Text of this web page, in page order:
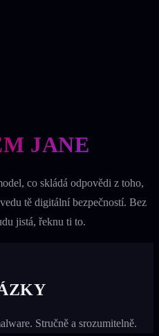
JANE
co skládá odpovědi z toho,
tě digitální bezpečností. Bez
jistá, řeknu ti to.
Stručně a srozumitelně.